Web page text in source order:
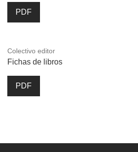
PDF
Colectivo editor
Fichas de libros
PDF